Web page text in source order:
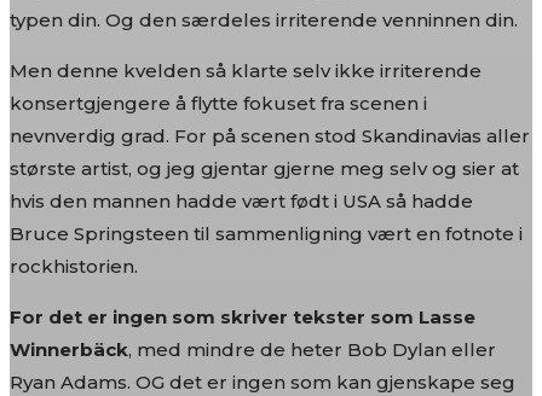
typen din. Og den særdeles irriterende venninnen din.
Men denne kvelden så klarte selv ikke irriterende
konsertgjengere å flytte fokuset fra scenen i
nevnverdig grad. For på scenen stod Skandinavias aller
største artist, og jeg gjentar gjerne meg selv og sier at
hvis den mannen hadde vært født i USA så hadde
Bruce Springsteen til sammenligning vært en fotnote i
rockhistorien.
For det er ingen som skriver tekster som Lasse
Winnerbäck, med mindre de heter Bob Dylan eller
Ryan Adams. OG det er ingen som kan gjenskape seg